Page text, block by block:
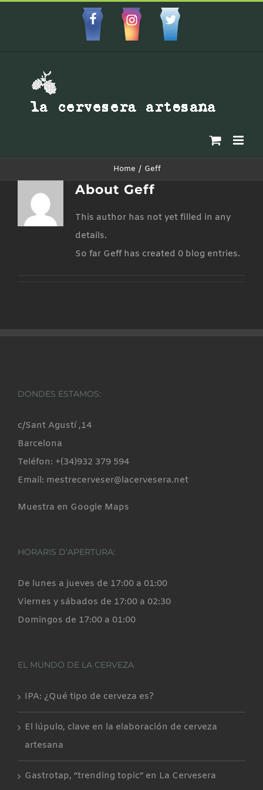
Facebbok
Instagram
Custom
Home Geff
About Geff
This author has not yet filled in any
details.
So far Geff has created 0 blog entries.
DONDES ESTAMOS:
c/Sant Agustí ,14
Barcelona
Teléfon: +(34)932 379 594
Email: mestrecerveser@lacervesera.net
Muestra en Google Maps
HORARIS D’APERTURA:
De lunes a jueves de 17:00 a 01:00
Viernes y sábados de 17:00 a 02:30
Domingos de 17:00 a 01:00
EL MUNDO DE LA CERVEZA
IPA: ¿Qué tipo de cerveza es?
El lúpulo, clave en la elaboración de cerveza
artesana
Gastrotap, “trending topic” en La Cervesera